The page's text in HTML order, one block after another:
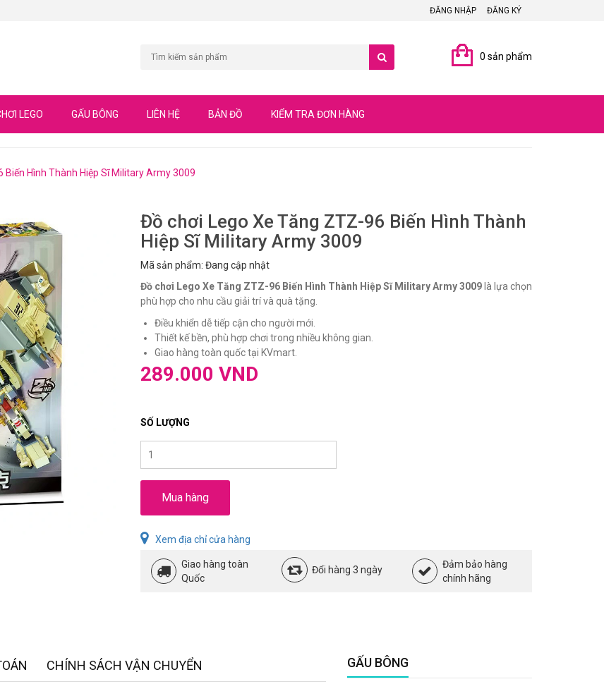
ĐĂNG NHẬP ĐĂNG KÝ
0 sản phẩm
LEGO GẤU BÔNG LIÊN HỆ BẢN ĐỒ KIỂM TRA ĐƠN HÀNG
Hình Thành Hiệp Sĩ Military Army 3009
Đồ chơi Lego Xe Tăng ZTZ-96 Biến Hình Thành
Hiệp Sĩ Military Army 3009
Mã sản phẩm: Đang cập nhật
Đồ chơi Lego Xe Tăng ZTZ-96 Biến Hình Thành Hiệp Sĩ Military Army 3009 là lựa chọn
phù hợp cho nhu cầu giải trí và quà tặng.
Điều khiển dễ tiếp cận cho người mới.
Thiết kế bền, phù hợp chơi trong nhiều không gian.
Giao hàng toàn quốc tại KVmart.
289.000 VND
SỐ LƯỢNG
Mua hàng
Xem địa chỉ cửa hàng
Giao hàng toàn
Quốc
Đổi hàng 3 ngày
Đảm bảo hàng
chính hãng
CHÍNH SÁCH VẬN CHUYỂN GẤU BÔNG